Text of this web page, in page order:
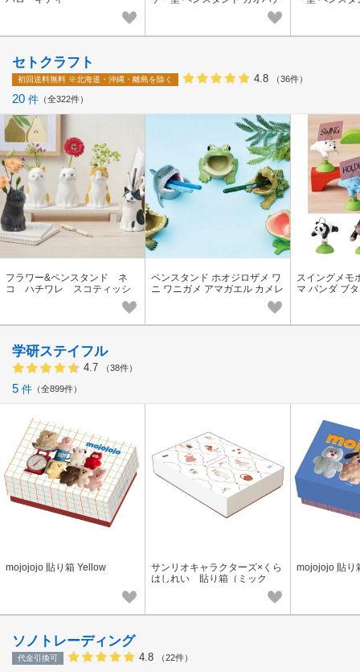
セトクラフト
初回送料無料 ※北海道・沖縄・離島を除く 4.8 （36件）
20 件 全322件
フラワー&ペンスタンド ネ
コ ハチワレ スコティッシ
ペンスタンド ホオジロザメ ワ
ニ ワニガメ アマガエル カメレ
スイングメモ
マ パンダ ブ
学研ステイフル
4.7 （38件）
5 件 全899件
mojojojo 貼り箱 Yellow
サンリオキャラクターズ×くら
はしれい 貼り箱（ミック
mojojojo 貼り
ソノトレーディング
代金引換可 4.8 （22件）